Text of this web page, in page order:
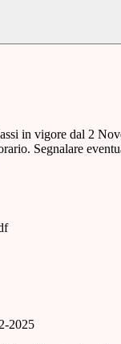
in vigore dal 2
Segnalare
2025